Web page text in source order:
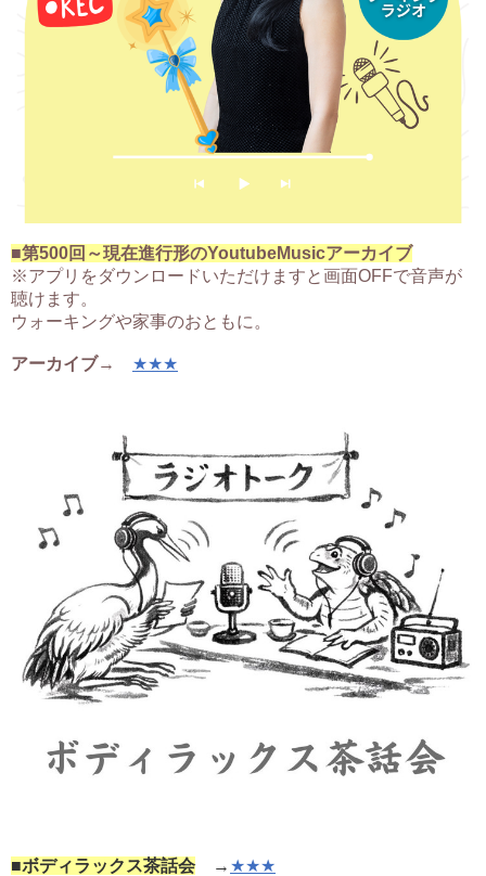
■第500回～現在進行形のYoutubeMusicアーカイブ
※アプリをダウンロードいただけますと画面OFFで音声が
聴けます。
ウォーキングや家事のおともに。
アーカイブ→ ★★★
■ボディラックス茶話会 → ★★★